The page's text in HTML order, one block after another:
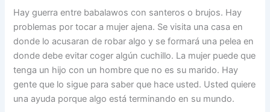
Hay guerra entre babalawos con santeros o brujos. Hay
problemas por tocar a mujer ajena. Se visita una casa en
donde lo acusaran de robar algo y se formará una pelea en
donde debe evitar coger algún cuchillo. La mujer puede que
tenga un hijo con un hombre que no es su marido. Hay
gente que lo sigue para saber que hace usted. Usted quiere
una ayuda porque algo está terminando en su mundo.